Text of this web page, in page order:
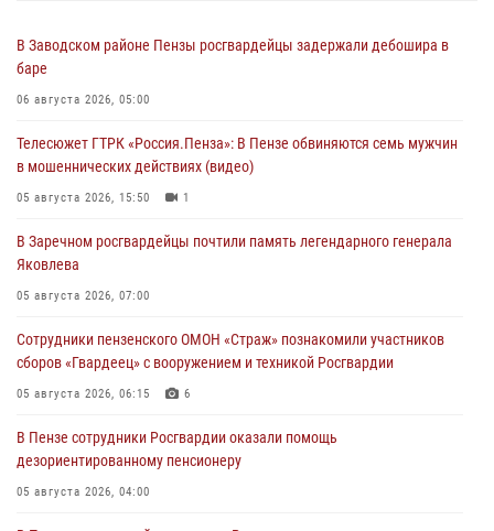
В Заводском районе Пензы росгвардейцы задержали дебошира в
баре
06 августа 2026, 05:00
Телесюжет ГТРК «Россия.Пенза»: В Пензе обвиняются семь мужчин
в мошеннических действиях (видео)
05 августа 2026, 15:50 1
В Заречном росгвардейцы почтили память легендарного генерала
Яковлева
05 августа 2026, 07:00
Сотрудники пензенского ОМОН «Страж» познакомили участников
сборов «Гвардеец» с вооружением и техникой Росгвардии
05 августа 2026, 06:15 6
В Пензе сотрудники Росгвардии оказали помощь
дезориентированному пенсионеру
05 августа 2026, 04:00